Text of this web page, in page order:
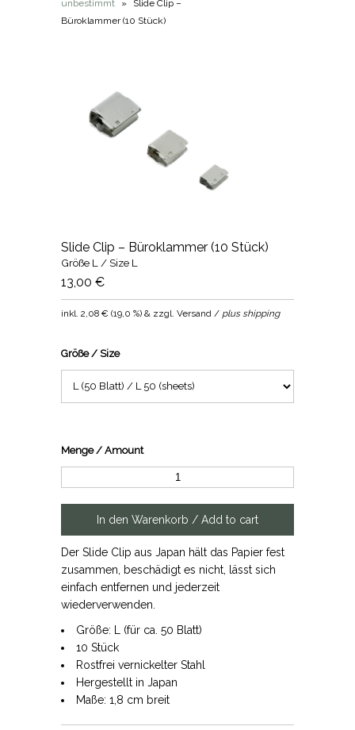
unbestimmt
»
Slide Clip –
Büroklammer (10 Stück)
Slide Clip – Büroklammer (10 Stück)
Größe L / Size L
13,00 €
inkl.2,08 € (19,0 %) & zzgl. Versand / plus shipping
Größe / Size
Menge / Amount
Der Slide Clip aus Japan hält das Papier fest
zusammen, beschädigt es nicht, lässt sich
einfach entfernen und jederzeit
wiederverwenden.
Größe: L (für ca. 50 Blatt)
10 Stück
Rostfrei vernickelter Stahl
Hergestellt in Japan
Maße: 1,8 cm breit